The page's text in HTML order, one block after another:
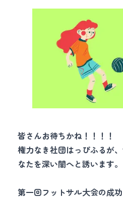
皆さんお待ちかね！！！！
権力なき社団はっぴふるが
なたを深い闇へと誘います。
第一回フットサル大会の成